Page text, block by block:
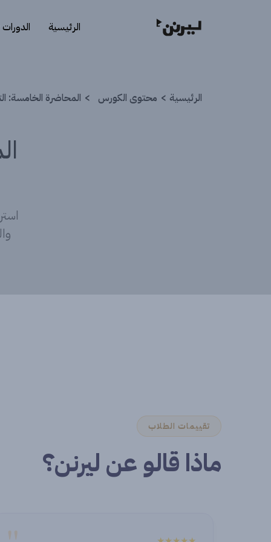
الرئيسية الدورات
الرئيسية محتوى الكورس المحاضرة الخامسة:
تقييمات الطلاب
ماذا قالو عن ليرنن؟